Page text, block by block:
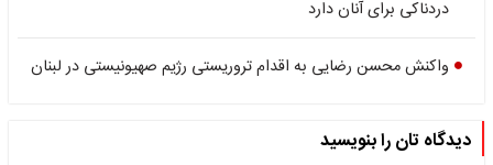
دردناکی برای آنان دارد
واکنش محسن رضایی به اقدام تروریستی رژیم صهیونیستی در لبنان
دیدگاه تان را بنویسید